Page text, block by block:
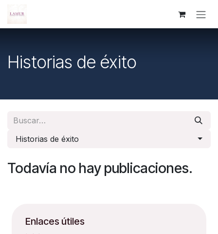
Historias de éxito
Historias de éxito
Todavía no hay publicaciones.
Enlaces útiles